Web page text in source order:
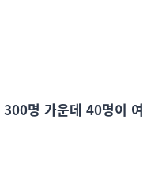
300명 가운데 40명이 여